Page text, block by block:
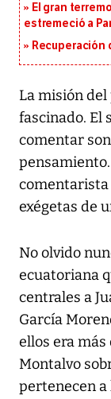
El gran
estremeció a
Recuperación
La misión
fascinado. El
comentar
comentarista
exégetas de
No olvido
ecuatoriana
centrales a
García
ellos era más
Montalvo
pertenecen a